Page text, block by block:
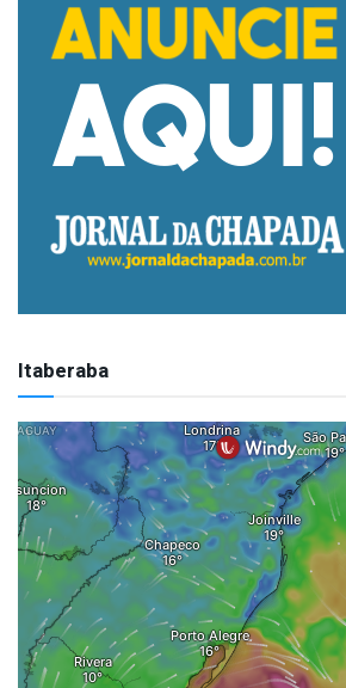
Itaberaba